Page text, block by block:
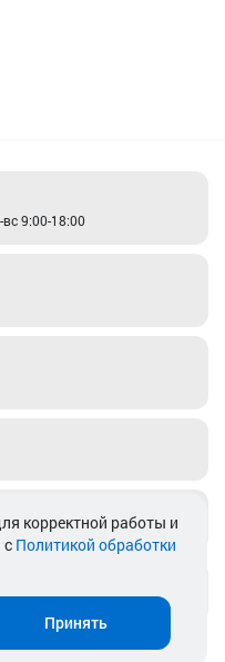
9:00-18:00
корректной работы и
с Политикой обработки
Принять